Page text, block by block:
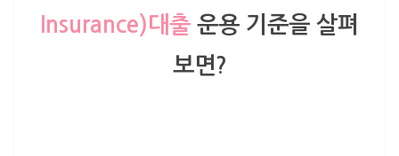
Insurance)대출 운용 기준을 살펴
보면?